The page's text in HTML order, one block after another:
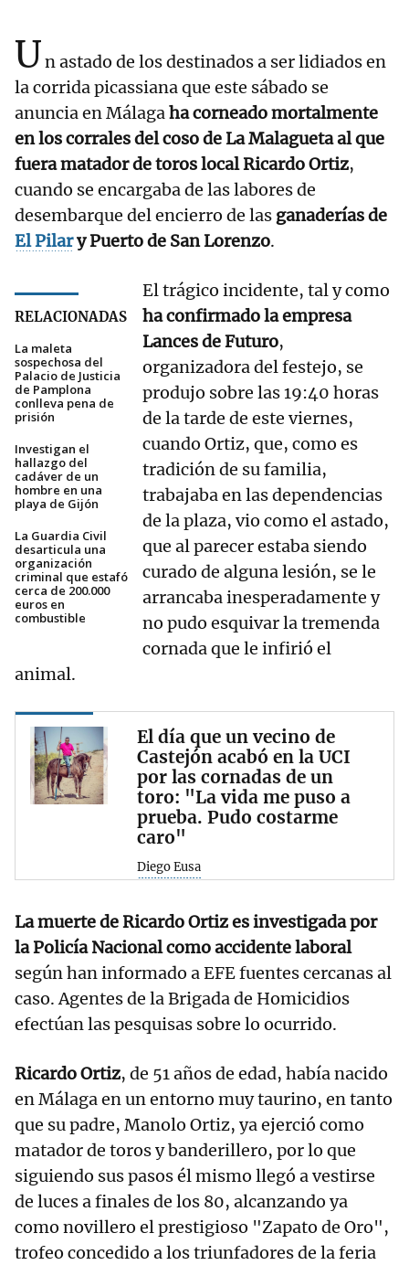
Un astado de los destinados a ser lidiados en
la corrida picassiana que este sábado se
anuncia en Málagaha corneado mortalmente
en los corrales del coso de La Malagueta al que
fuera matador de toros local Ricardo Ortiz,
cuando se encargaba de las labores de
desembarque del encierro de las ganaderías de
El Pilary Puerto de San Lorenzo.
RELACIONADAS
La maleta
sospechosa del
Palacio de Justicia
de Pamplona
conlleva pena de
prisión
Investigan el
hallazgo del
cadáver de un
hombre en una
playa de Gijón
La Guardia Civil
desarticula una
organización
criminal que estafó
cerca de 200.000
euros en
combustible
El trágico incidente, tal y como
ha confirmado la empresa
Lances de Futuro,
organizadora del festejo, se
produjo sobre las 19:40 horas
de la tarde de este viernes,
cuando Ortiz, que, como es
tradición de su familia,
trabajaba en las dependencias
de la plaza, vio como el astado,
que al parecer estaba siendo
curado de alguna lesión, se le
arrancaba inesperadamente y
no pudo esquivar la tremenda
cornada que le infirió el
animal.
El día que un vecino de
Castejón acabó en la UCI
por las cornadas de un
toro: "La vida me puso a
prueba. Pudo costarme
caro"
Diego Eusa
La muerte de Ricardo Ortiz es investigada por
la Policía Nacional como accidente laboral
según han informado a EFE fuentes cercanas al
caso. Agentes de la Brigada de Homicidios
efectúan las pesquisas sobre lo ocurrido.
Ricardo Ortiz, de 51 años de edad, había nacido
en Málaga en un entorno muy taurino, en tanto
que su padre, Manolo Ortiz, ya ejerció como
matador de toros y banderillero, por lo que
siguiendo sus pasos él mismo llegó a vestirse
de luces a finales de los 80, alcanzando ya
como novillero el prestigioso "Zapato de Oro",
trofeo concedido a los triunfadores de la feria